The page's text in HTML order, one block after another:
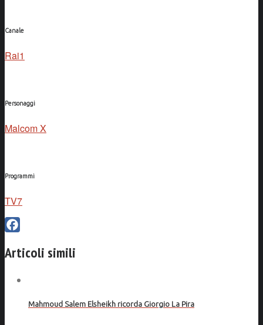
Canale
Rai1
Personaggi
Malcom X
Programmi
TV7
Articoli simili
Mahmoud Salem Elsheikh ricorda Giorgio La Pira